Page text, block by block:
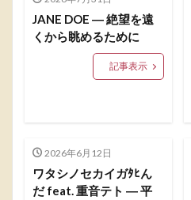
JANE DOE ― 絶望を遠
くから眺めるために
記事表示
2026年6月12日
ワタシノセカイガﾀﾋん
だ feat. 重音テト ― 平